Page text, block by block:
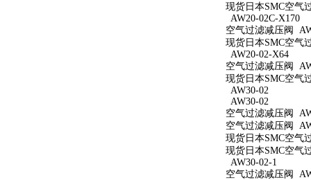
现货日本SMC空气
AW20-02C-X170
空气过滤减压阀
现货日本SMC空气
AW20-02-X64
空气过滤减压阀
现货日本SMC空气
AW30-02
AW30-02
空气过滤减压阀
空气过滤减压阀
现货日本SMC空气
现货日本SMC空气
AW30-02-1
空气过滤减压阀